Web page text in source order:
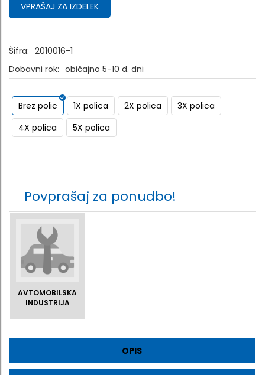
VPRAŠAJ ZA IZDELEK
Šifra: 2010016-1
Dobavni rok: običajno 5-10 d. dni
Brez polic 1X polica 2X polica
3X polica
4X polica
5X polica
Povprašaj za ponudbo!
AVTOMOBILSKA
INDUSTRIJA
OPIS